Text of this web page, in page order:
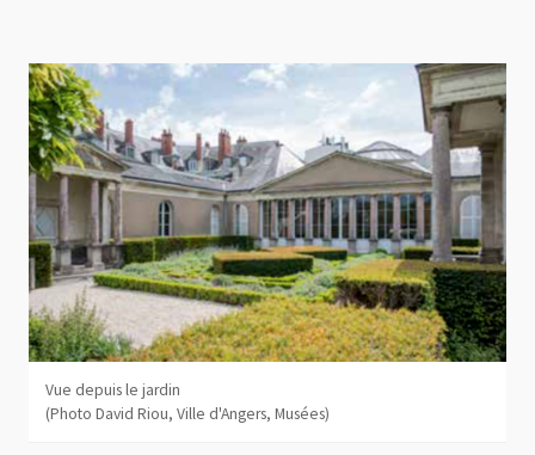
Vue depuis le jardin
(Photo David Riou, Ville d'Angers, Musées)